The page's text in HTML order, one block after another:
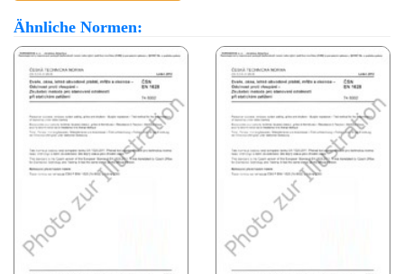
Ähnliche Normen: